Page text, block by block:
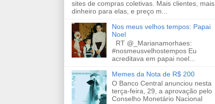
sites de compras coletivas. Mais clientes, mais
dinheiro para elas, e preço m...
Nos meus velhos tempos: Papai
Noel
RT @_Marianamorhaes:
#nosmeusvelhostempos Eu
acreditava em papai noel...
Memes da Nota de R$ 200
O Banco Central anunciou nesta
terça-feira, 29, a aprovação pelo
Conselho Monetário Nacional